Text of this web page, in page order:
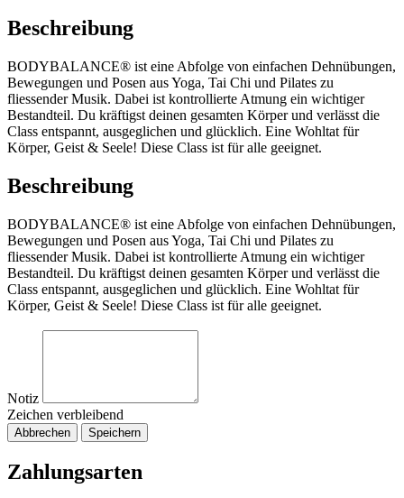
Beschreibung
BODYBALANCE® ist eine Abfolge von einfachen Dehnübungen,
Bewegungen und Posen aus Yoga, Tai Chi und Pilates zu
fliessender Musik. Dabei ist kontrollierte Atmung ein wichtiger
Bestandteil. Du kräftigst deinen gesamten Körper und verlässt die
Class entspannt, ausgeglichen und glücklich. Eine Wohltat für
Körper, Geist & Seele! Diese Class ist für alle geeignet.
Beschreibung
BODYBALANCE® ist eine Abfolge von einfachen Dehnübungen,
Bewegungen und Posen aus Yoga, Tai Chi und Pilates zu
fliessender Musik. Dabei ist kontrollierte Atmung ein wichtiger
Bestandteil. Du kräftigst deinen gesamten Körper und verlässt die
Class entspannt, ausgeglichen und glücklich. Eine Wohltat für
Körper, Geist & Seele! Diese Class ist für alle geeignet.
Notiz
Zeichen verbleibend
Abbrechen Speichern
Zahlungsarten